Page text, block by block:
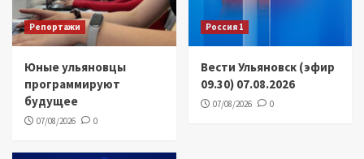
Репортажи
Юные ульяновцы
программируют
будущее
07/08/2026 0
Россия 1
Вести Ульяновск (эфир
09.30) 07.08.2026
07/08/2026 0